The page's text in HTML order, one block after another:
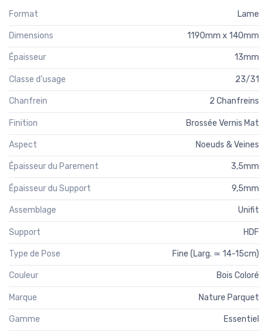
Format Lame
Dimensions 1190mm x 140mm
Épaisseur 13mm
Classe d'usage 23/31
Chanfrein 2 Chanfreins
Finition Brossée Vernis Mat
Aspect Noeuds & Veines
Épaisseur du Parement 3,5mm
Épaisseur du Support 9,5mm
Assemblage Unifit
Support HDF
Type de Pose Fine (Larg. ≃ 14-15cm)
Couleur Bois Coloré
Marque Nature Parquet
Gamme Essentiel